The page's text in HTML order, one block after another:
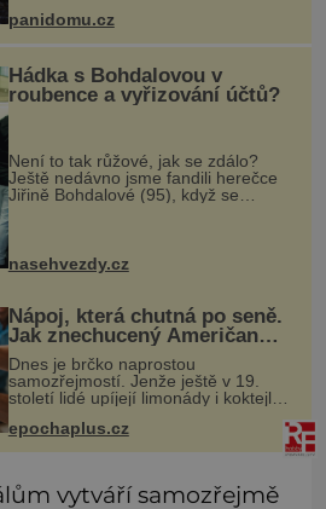
varné typy od A, tedy na saláty, po D
na kaši, určitě víte, takže
panidomu.cz
Hádka s Bohdalovou v
roubence a vyřizování účtů?
Není to tak růžové, jak se zdálo?
Ještě nedávno jsme fandili herečce
Jiřině Bohdalové (95), když se
povídalo, že snad tráví léto na své
roubené chalupě v Českém ráji s
přítelem, slovenským podnikatele
nasehvezdy.cz
Nápoj, která chutná po seně.
Jak znechucený Američan
vymyslel brčko
Dnes je brčko naprostou
samozřejmostí. Jenže ještě v 19.
století lidé upíjejí limonády i koktejly
Fungují sice dobře, mají ale jednu
nepříjemnou vlastnost po chvíl
epochaplus.cz
vytváří samozřejmě